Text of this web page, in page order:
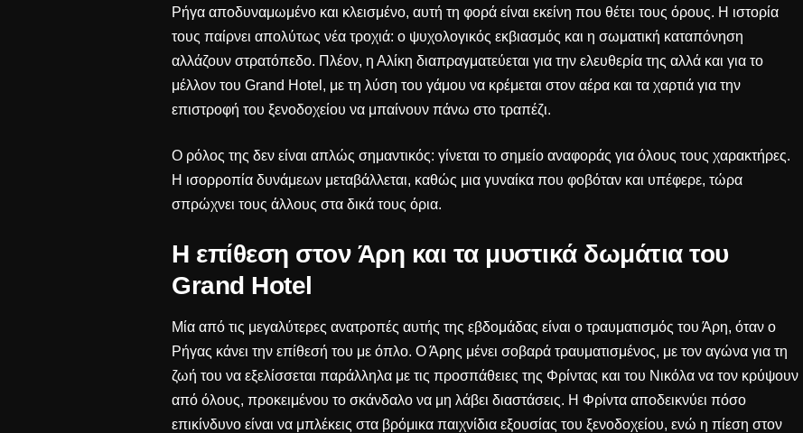
Ρήγα αποδυναμωμένο και κλεισμένο, αυτή τη φορά είναι εκείνη που θέτει τους όρους. Η ιστορία
τους παίρνει απολύτως νέα τροχιά: ο ψυχολογικός εκβιασμός και η σωματική καταπόνηση
αλλάζουν στρατόπεδο. Πλέον, η Αλίκη διαπραγματεύεται για την ελευθερία της αλλά και για το
μέλλον του Grand Hotel, με τη λύση του γάμου να κρέμεται στον αέρα και τα χαρτιά για την
επιστροφή του ξενοδοχείου να μπαίνουν πάνω στο τραπέζι.
Ο ρόλος της δεν είναι απλώς σημαντικός: γίνεται το σημείο αναφοράς για όλους τους χαρακτήρες.
Η ισορροπία δυνάμεων μεταβάλλεται, καθώς μια γυναίκα που φοβόταν και υπέφερε, τώρα
σπρώχνει τους άλλους στα δικά τους όρια.
Η επίθεση στον Άρη και τα μυστικά δωμάτια του
Grand Hotel
Μία από τις μεγαλύτερες ανατροπές αυτής της εβδομάδας είναι ο τραυματισμός του Άρη, όταν ο
Ρήγας κάνει την επίθεσή του με όπλο. Ο Άρης μένει σοβαρά τραυματισμένος, με τον αγώνα για τη
ζωή του να εξελίσσεται παράλληλα με τις προσπάθειες της Φρίντας και του Νικόλα να τον κρύψουν
από όλους, προκειμένου το σκάνδαλο να μη λάβει διαστάσεις. Η Φρίντα αποδεικνύει πόσο
επικίνδυνο είναι να μπλέκεις στα βρόμικα παιχνίδια εξουσίας του ξενοδοχείου, ενώ η πίεση στον